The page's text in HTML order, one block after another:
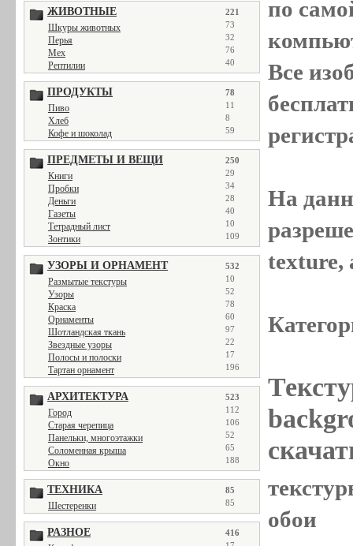
ЖИВОТНЫЕ 221
Шкуры животных 73
Перья 32
Мех 76
Рептилии 40
ПРОДУКТЫ 78
Пиво 11
Хлеб 8
Кофе и шоколад 59
ПРЕДМЕТЫ И ВЕЩИ 250
Книги 29
Пробки 34
Деньги 28
Газеты 40
Тетрадный лист 10
Зонтики 109
УЗОРЫ И ОРНАМЕНТ 532
Размытые текстуры 10
Узоры 52
Краска 78
Орнаменты 60
Шотландская ткань 97
Звездные узоры 22
Полосы и полоски 17
Тартан орнамент 196
АРХИТЕКТУРА 523
Город 112
Старая черепица 106
Панельки, многоэтажки 52
Соломенная крыша 65
Окно 188
ТЕХНИКА 85
Шестеренки 85
РАЗНОЕ 416
по
Все
На
texture,
обои